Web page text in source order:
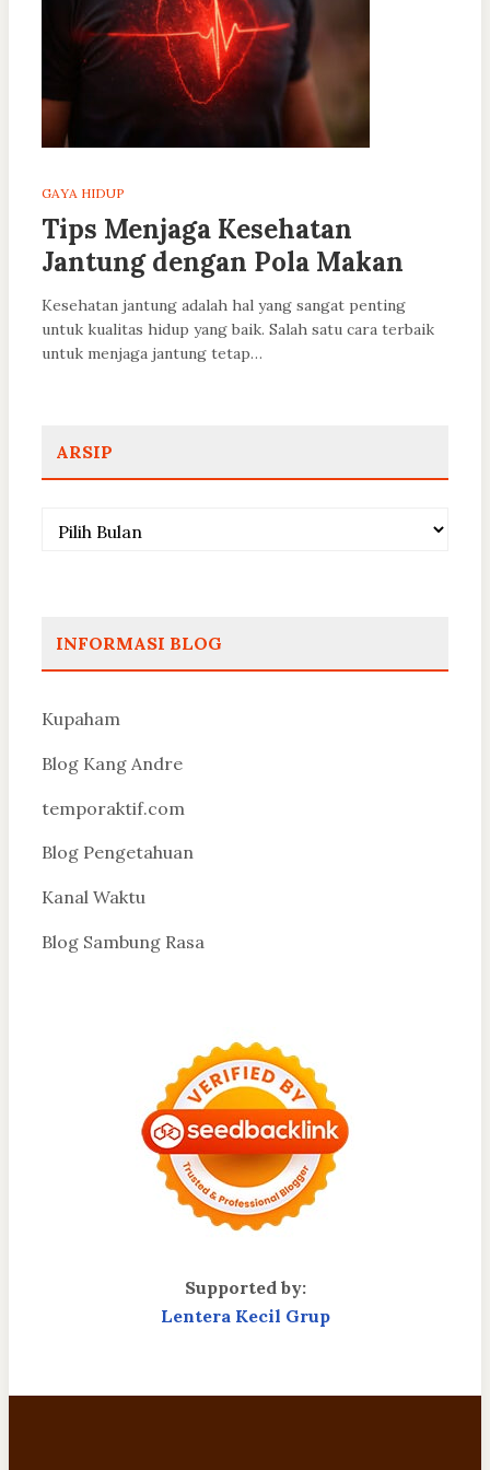
GAYA HIDUP
Tips Menjaga Kesehatan
Jantung dengan Pola Makan
Kesehatan jantung adalah hal yang sangat penting
untuk kualitas hidup yang baik. Salah satu cara terbaik
untuk menjaga jantung tetap…
ARSIP
Arsip
INFORMASI BLOG
Kupaham
Blog Kang Andre
temporaktif.com
Blog Pengetahuan
Kanal Waktu
Blog Sambung Rasa
Supported by:
Lentera Kecil Grup